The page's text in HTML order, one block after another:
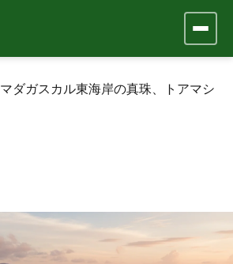
マダガスカル東海岸の真珠、トアマシ